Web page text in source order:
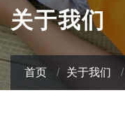
关于我们
首页 关于我们